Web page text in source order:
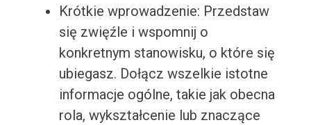
Krótkie wprowadzenie: Przedstaw
się zwięźle i wspomnij o
konkretnym stanowisku, o które się
ubiegasz. Dołącz wszelkie istotne
informacje ogólne, takie jak obecna
rola, wykształcenie lub znaczące